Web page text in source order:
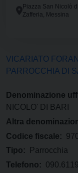
Piazza San Nicolò
Zafferia, Messina
VICARIATO
PARROCCHIA DI
Denominazione
NICOLO' DI BARI
Altra
Codice fiscale:
Tipo:
Parrocchia
Telefono: